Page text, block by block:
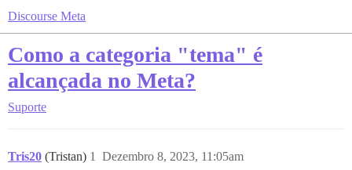
Discourse Meta
Como a categoria "tema" é
alcançada no Meta?
Suporte
Tris20 (Tristan) Dezembro 8, 2023, 11:05am
1